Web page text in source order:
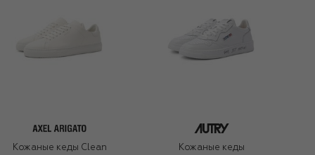
Кожаные кеды Clean
Кожаные кеды